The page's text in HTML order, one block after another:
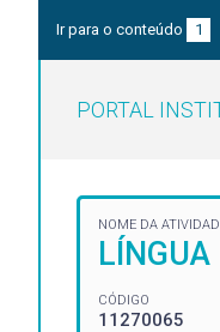
Ir para o conteúdo 1
PORTAL
NOME DA
CÓDIGO
11270065